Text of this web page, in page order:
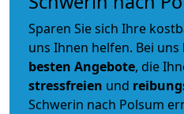
Sparen Sie sich Ihre
uns Ihnen helfen. Bei
besten Angebote, die
stressfreien und
Schwerin nach Polsum